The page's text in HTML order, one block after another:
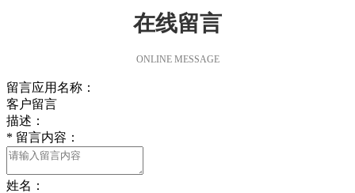
在线留言
ONLINE MESSAGE
留言应用名称：
客户留言
描述：
* 留言内容：
姓名：